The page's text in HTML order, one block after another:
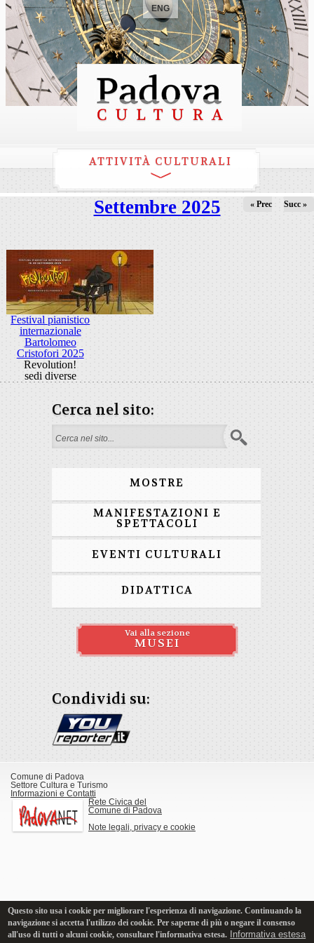
ENG
ATTIVITÀ CULTURALI
Settembre 2025 « Prec Succ »
Festival pianistico
internazionale
Bartolomeo
Cristofori 2025
Revolution!
sedi diverse
Cerca nel sito:
Form di ricerca
MOSTRE
MANIFESTAZIONI E
SPETTACOLI
EVENTI CULTURALI
DIDATTICA
Vai alla sezione
MUSEI
Condividi su:
Comune di Padova
Settore Cultura e Turismo
Informazioni e Contatti
Rete Civica del
Comune di Padova
Note legali, privacy e cookie
Questo sito usa i cookie per migliorare l'esperienza di navigazione. Continuando la
navigazione si accetta l'utilizzo dei cookie. Per saperne di più o negare il consenso
all'uso di tutti o alcuni cookie, consultare l'informativa estesa. Informativa estesa